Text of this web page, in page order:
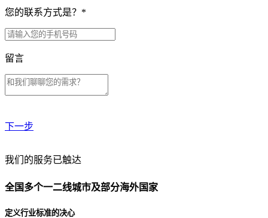
您的联系方式是？ *
留言
下一步
贵公司预算范围是？
贵公司的团队规模是？
我们的服务已触达
全国多个一二线城市及部分海外国家
定义行业标准的决心